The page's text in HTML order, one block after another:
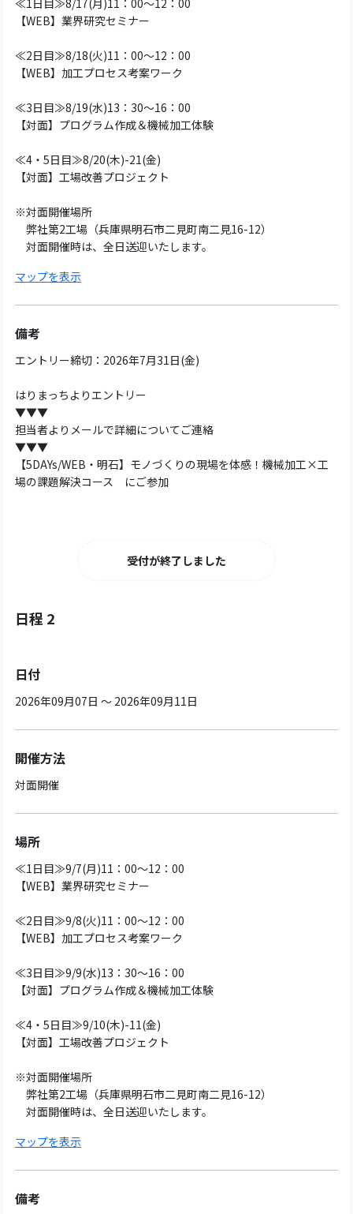
≪1日目≫8/17(月)11：00～12：00
【WEB】業界研究セミナー
≪2日目≫8/18(火)11：00～12：00
【WEB】加工プロセス考案ワーク
≪3日目≫8/19(水)13：30～16：00
【対面】プログラム作成＆機械加工体験
≪4・5日目≫8/20(木)-21(金)
【対面】工場改善プロジェクト
※対面開催場所
弊社第2工場（兵庫県明石市二見町南二見16-12）
対面開催時は、全日送迎いたします。
マップを表示
備考
エントリー締切：2026年7月31日(金)
はりまっちよりエントリー
▼▼▼
担当者よりメールで詳細についてご連絡
▼▼▼
【5DAYs/WEB・明石】モノづくりの現場を体感！機械加工×工
場の課題解決コース にご参加
受付が終了しました
日程 2
日付
2026年09月07日 ～ 2026年09月11日
開催方法
対面開催
場所
≪1日目≫9/7(月)11：00～12：00
【WEB】業界研究セミナー
≪2日目≫9/8(火)11：00～12：00
【WEB】加工プロセス考案ワーク
≪3日目≫9/9(水)13：30～16：00
【対面】プログラム作成＆機械加工体験
≪4・5日目≫9/10(木)-11(金)
【対面】工場改善プロジェクト
※対面開催場所
弊社第2工場（兵庫県明石市二見町南二見16-12）
対面開催時は、全日送迎いたします。
マップを表示
備考